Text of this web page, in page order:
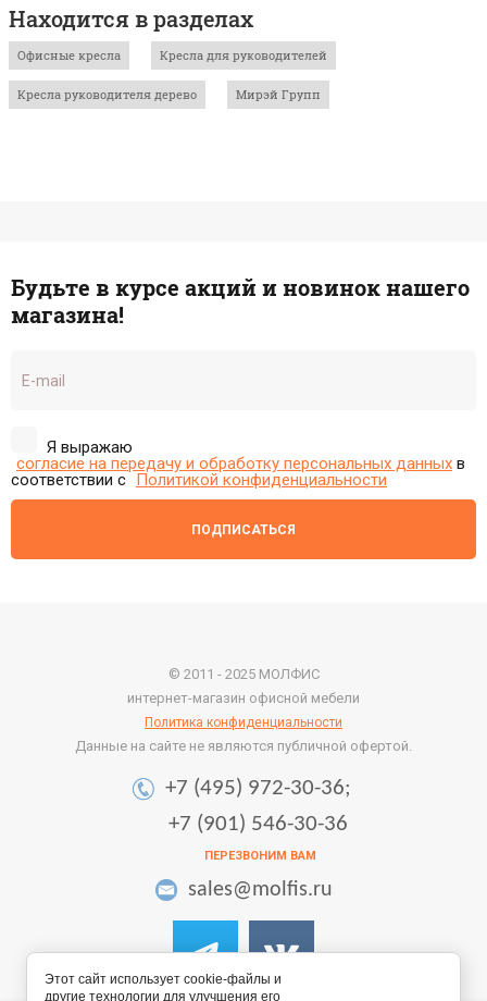
Находится в разделах
Офисные кресла Кресла для руководителей
Кресла руководителя дерево Мирэй Групп
Будьте в курсе акций и новинок нашего
магазина!
Я выражаю
согласие на передачу и обработку персональных данных в
соответствии с Политикой конфиденциальности
ПОДПИСАТЬСЯ
© 2011 - 2025 МОЛФИС
интернет-магазин офисной мебели
Политика конфиденциальности
Данные на сайте не являются публичной офертой.
+7 (495) 972-30-36;
+7 (901) 546-30-36
ПЕРЕЗВОНИМ ВАМ
sales@molfis.ru
Этот сайт использует cookie-файлы и
другие технологии для улучшения его